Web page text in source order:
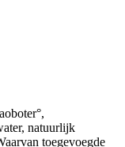
natuurlijk
toegevoegde